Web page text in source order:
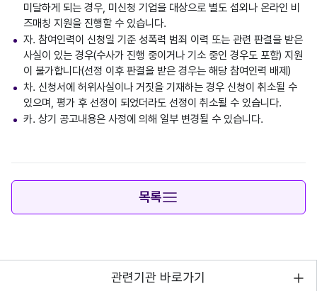
미달하게 되는 경우, 미신청 기업을 대상으로 별도 섭외나 온라인 비
즈매칭 지원을 진행할 수 있습니다.
자. 참여인력이 신청일 기준 성폭력 범죄 이력 또는 관련 판결을 받은
사실이 있는 경우(수사가 진행 중이거나 기소 중인 경우도 포함) 지원
이 불가합니다(선정 이후 판결을 받은 경우는 해당 참여인력 배제)
차. 신청서에 허위사실이나 거짓을 기재하는 경우 신청이 취소될 수
있으며, 평가 후 선정이 되었더라도 선정이 취소될 수 있습니다.
카. 상기 공고내용은 사정에 의해 일부 변경될 수 있습니다.
목록
관련기관 바로가기